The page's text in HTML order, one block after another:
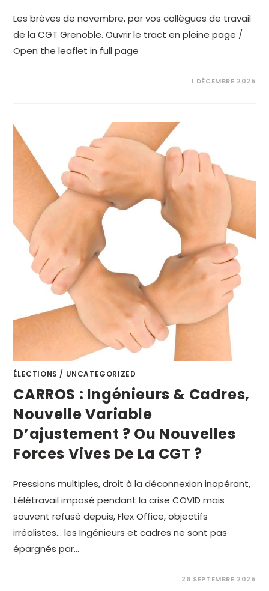
Les brèves de novembre, par vos collègues de travail
de la CGT Grenoble. Ouvrir le tract en pleine page /
Open the leaflet in full page
1 DÉCEMBRE 2025
ÉLECTIONS / UNCATEGORIZED
CARROS : Ingénieurs & Cadres,
Nouvelle Variable
D’ajustement ? Ou Nouvelles
Forces Vives De La CGT ?
Pressions multiples, droit à la déconnexion inopérant,
télétravail imposé pendant la crise COVID mais
souvent refusé depuis, Flex Office, objectifs
irréalistes... les Ingénieurs et cadres ne sont pas
épargnés par…
26 SEPTEMBRE 2025